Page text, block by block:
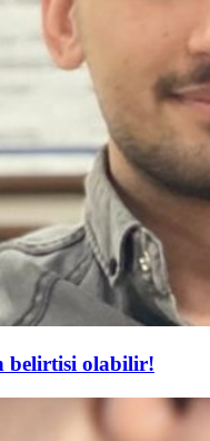
belirtisi olabilir!